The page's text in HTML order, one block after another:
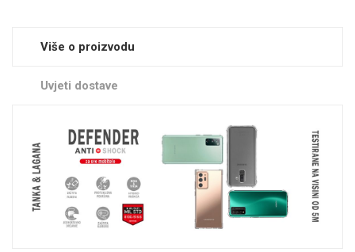
Više o proizvodu
Uvjeti dostave
Zodiac Halloween